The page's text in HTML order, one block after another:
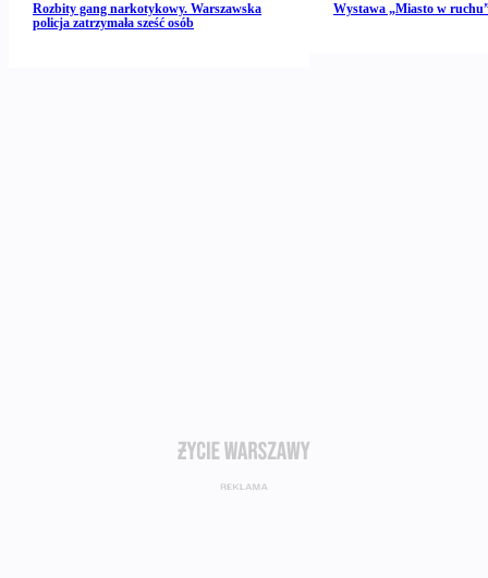
Rozbity gang narkotykowy. Warszawska
policja zatrzymała sześć osób
Wystawa „Miasto w